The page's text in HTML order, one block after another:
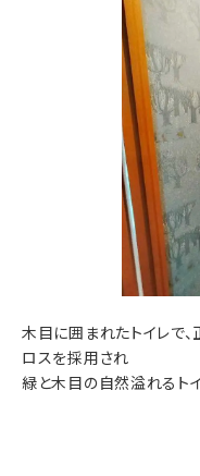
木目に囲まれたトイレで
ロスを採用され
緑と木目の自然溢れるト